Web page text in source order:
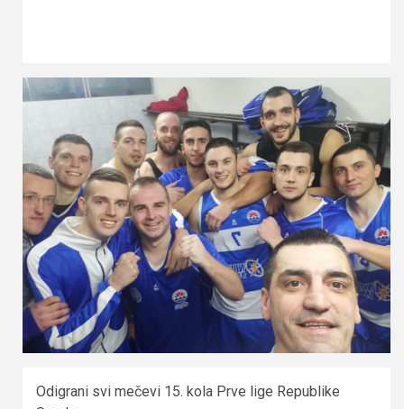
Odigrani svi mečevi 15. kola Prve lige Republike